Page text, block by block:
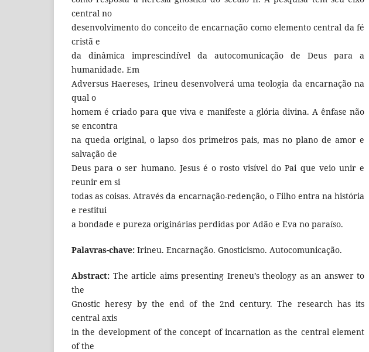
central no
desenvolvimento do conceito de encarnação como elemento central da fé
cristã e
da dinâmica imprescindível da autocomunicação de Deus para a
humanidade. Em
Adversus Haereses, Irineu desenvolverá uma teologia da encarnação na
qual o
homem é criado para que viva e manifeste a glória divina. A ênfase não
se encontra
na queda original, o lapso dos primeiros pais, mas no plano de amor e
salvação de
Deus para o ser humano. Jesus é o rosto visível do Pai que veio unir e
reunir em si
todas as coisas. Através da encarnação-redenção, o Filho entra na história
e restitui
a bondade e pureza originárias perdidas por Adão e Eva no paraíso.
Palavras-chave: Irineu. Encarnação. Gnosticismo. Autocomunicação.
Abstract: The article aims presenting Ireneu’s theology as an answer to
the
Gnostic heresy by the end of the 2nd century. The research has its
central axis
in the development of the concept of incarnation as the central element
of the